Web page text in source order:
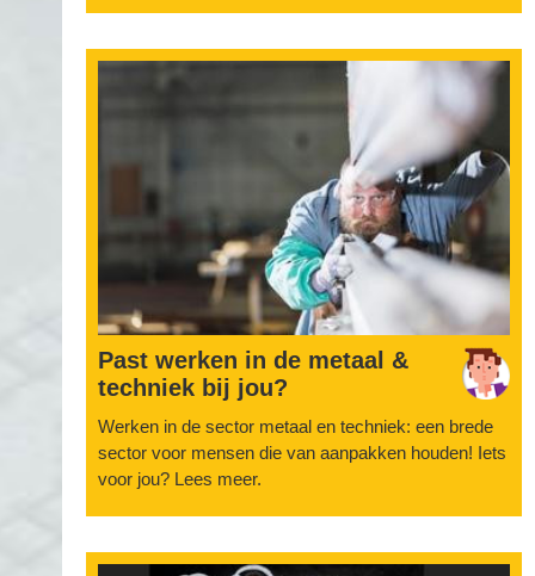
Past werken in de metaal &
techniek bij jou?
Werken in de sector metaal en techniek: een brede
sector voor mensen die van aanpakken houden! Iets
voor jou? Lees meer.